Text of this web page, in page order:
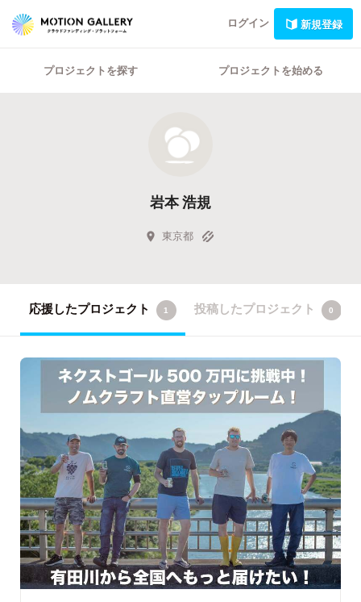
ログイン 新規登録
プロジェクトを探す プロジェクトを始める
岩本 浩規
東京都
応援したプロジェクト 1 投稿したプロジェクト 0